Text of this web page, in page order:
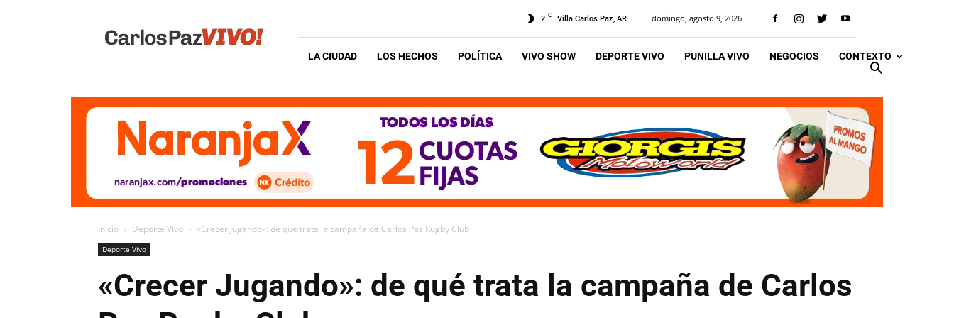
Vivo
2 C Villa Carlos Paz, AR domingo, agosto 9, 2026
LA CIUDAD LOS HECHOS POLÍTICA VIVO SHOW DEPORTE VIVO PUNILLA VIVO NEGOCIOS CONTEXTO
Inicio Deporte Vivo «Crecer Jugando»: de qué trata la campaña de Carlos Paz Rugby Club
Deporte Vivo
«Crecer Jugando»: de qué trata la campaña de Carlos